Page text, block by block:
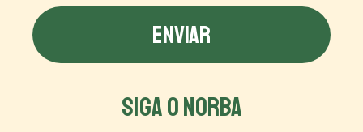
ENVIAR
SIGA O NORBA